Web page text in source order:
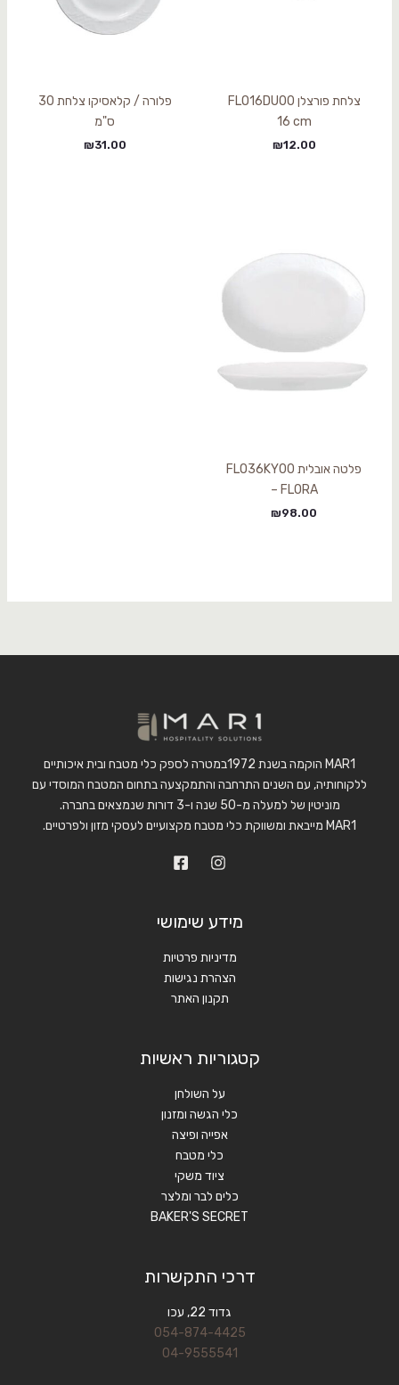
צלחת פורצלן FLO16DU00
16 cm
₪12.00
פלורה / קלאסיקו צלחת 30
ס"מ
₪31.00
פלטה אובלית FLO36KY00
– FLORA
₪98.00
MAR1 הוקמה בשנת 1972במטרה לספק כלי מטבח ובית איכותיים
ללקוחותיה, עם השנים התרחבה והתמקצעה בתחום המטבח המוסדי עם
מוניטין של למעלה מ-50 שנה ו-3 דורות שנמצאים בחברה.
MAR1 מייבאת ומשווקת כלי מטבח מקצועיים לעסקי מזון ולפרטיים.
מידע שימושי
מדיניות פרטיות
הצהרת נגישות
תקנון האתר
קטגוריות ראשיות
על השולחן
כלי הגשה ומזנון
אפייה ופיצה
כלי מטבח
ציוד משקי
כלים לבר ומלצר
BAKER'S SECRET
דרכי התקשרות
גדוד 22, עכו
054-874-4425
04-9555541